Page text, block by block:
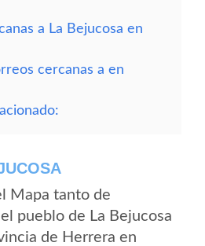
a La Bejucosa en
cercanas a en
Mapa tanto de
pueblo de La Bejucosa
de Herrera en